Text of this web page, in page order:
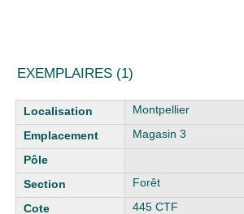
EXEMPLAIRES (1)
Liste des exemplaires
Montpellier
Magasin 3
Forêt
445 CTF